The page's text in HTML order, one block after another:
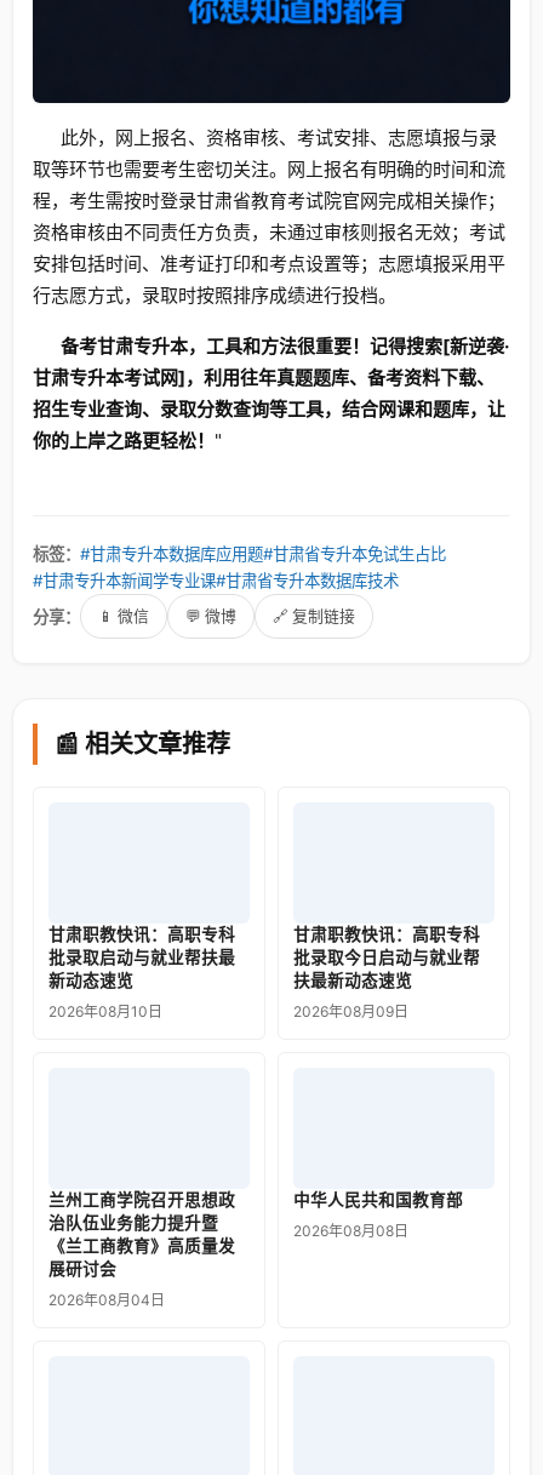
此外，网上报名、资格审核、考试安排、志愿填报与录
取等环节也需要考生密切关注。网上报名有明确的时间和流
程，考生需按时登录甘肃省教育考试院官网完成相关操作；
资格审核由不同责任方负责，未通过审核则报名无效；考试
安排包括时间、准考证打印和考点设置等；志愿填报采用平
行志愿方式，录取时按照排序成绩进行投档。
备考甘肃专升本，工具和方法很重要！记得搜索[新逆袭·
甘肃专升本考试网]，利用往年真题题库、备考资料下载、
招生专业查询、录取分数查询等工具，结合网课和题库，让
你的上岸之路更轻松！ "
标签： #甘肃专升本数据库应用题#甘肃省专升本免试生占比
#甘肃专升本新闻学专业课#甘肃省专升本数据库技术
分享：
📱 微信 💬 微博 🔗 复制链接
📰 相关文章推荐
甘肃职教快讯：高职专科
批录取启动与就业帮扶最
新动态速览
2026年08月10日
甘肃职教快讯：高职专科
批录取今日启动与就业帮
扶最新动态速览
2026年08月09日
兰州工商学院召开思想政
治队伍业务能力提升暨
《兰工商教育》高质量发
展研讨会
2026年08月04日
中华人民共和国教育部
2026年08月08日